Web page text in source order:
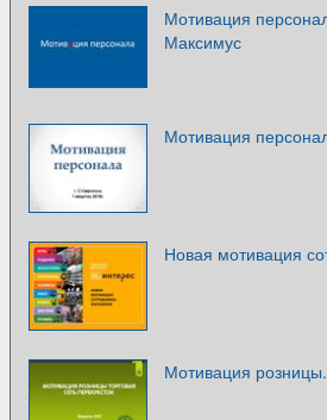
Мотивация
Максимус
Мотивация
Новая мотивация
Мотивация